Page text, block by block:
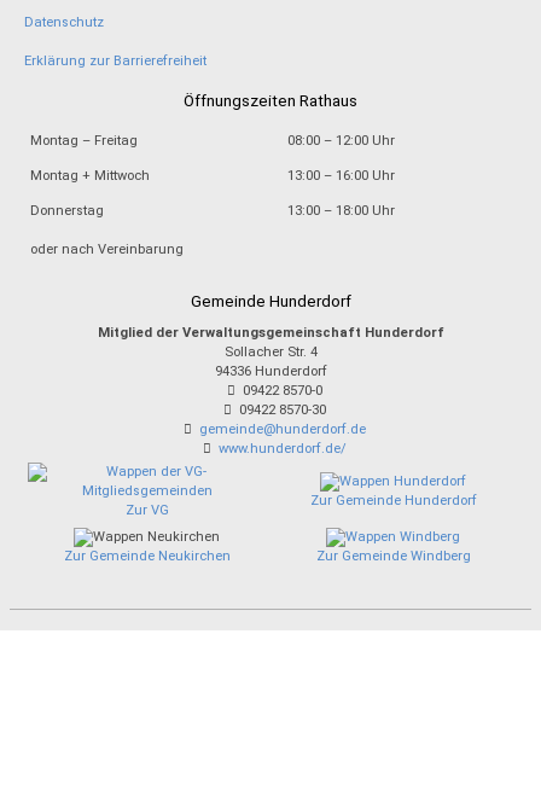
Datenschutz
Erklärung zur Barrierefreiheit
Öffnungszeiten Rathaus
Montag – Freitag 08:00 – 12:00 Uhr
Montag + Mittwoch 13:00 – 16:00 Uhr
Donnerstag 13:00 – 18:00 Uhr
oder nach Vereinbarung
Gemeinde Hunderdorf
Mitglied der Verwaltungsgemeinschaft Hunderdorf
Sollacher Str. 4
94336 Hunderdorf
09422 8570-0
09422 8570-30
gemeinde@hunderdorf.de
www.hunderdorf.de/
Zur VG
Zur Gemeinde Hunderdorf
Zur Gemeinde Neukirchen Zur Gemeinde Windberg